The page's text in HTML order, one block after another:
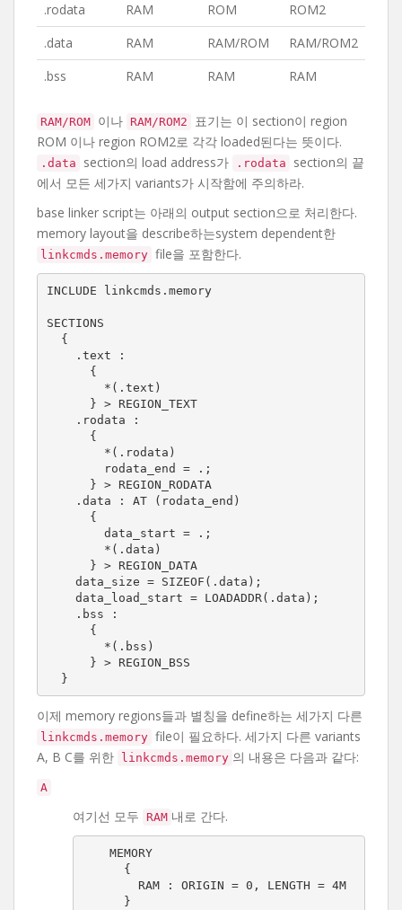
.rodata
RAM ROM
ROM2
.data
RAM RAM/ROM
RAM/ROM2
.bss
RAM RAM RAM
RAM/ROM 이나 RAM/ROM2
표기는 이 section이 region
ROM 이나 region ROM2로 각각 loaded된다는 뜻이다.
.data section의 load address가 .rodata
section의 끝
에서 모든 세가지 variants가 시작함에 주의하라.
base linker script는 아래의 output section으로 처리한다.
memory layout을 describe하는system dependent한
linkcmds.memory file을 포함한다.
INCLUDE linkcmds.memory
SECTIONS
  }
이제 memory regions들과 별칭을 define하는 세가지 다른
linkcmds.memory file이 필요하다. 세가지 다른 variants
A, B C를 위한
linkcmds.memory 의 내용은 다음과 같다:
A
여기선 모두 RAM 내로 간다.
MEMORY